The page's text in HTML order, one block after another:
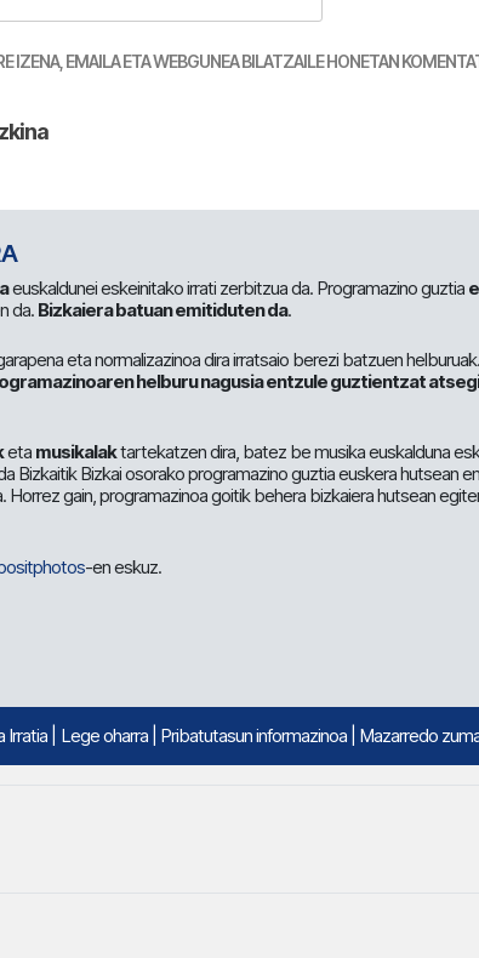
IZENA, EMAILA ETA WEBGUNEA BILATZAILE HONETAN
euskaldunei eskeinitako irrati zerbitzua da. Programazino guztia
da. Bizkaiera batuan emitiduten da.
eta normalizazinoa dira irratsaio berezi batzuen helburuak.
helburu nagusia entzule guztientzat
eta musikalaktartekatzen dira, batez be musika euskalduna
Bizkaitik Bizkai osorako programazino guztia euskera hutsean
Horrez gain, programazinoa goitik behera bizkaiera hutsean
-en eskuz.
Irratia Lege oharra Pribatutasun informazinoa | Mazarredo